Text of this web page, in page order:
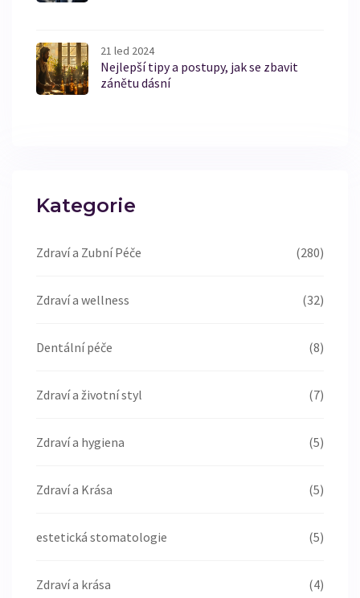
21 led 2024
Nejlepší tipy a postupy, jak se zbavit
zánětu dásní
Kategorie
Zdraví a Zubní Péče (280)
Zdraví a wellness (32)
Dentální péče (8)
Zdraví a životní styl (7)
Zdraví a hygiena (5)
Zdraví a Krása (5)
estetická stomatologie (5)
Zdraví a krása (4)